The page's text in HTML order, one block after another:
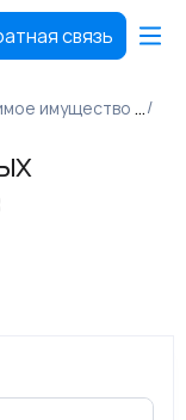
связь
имущество